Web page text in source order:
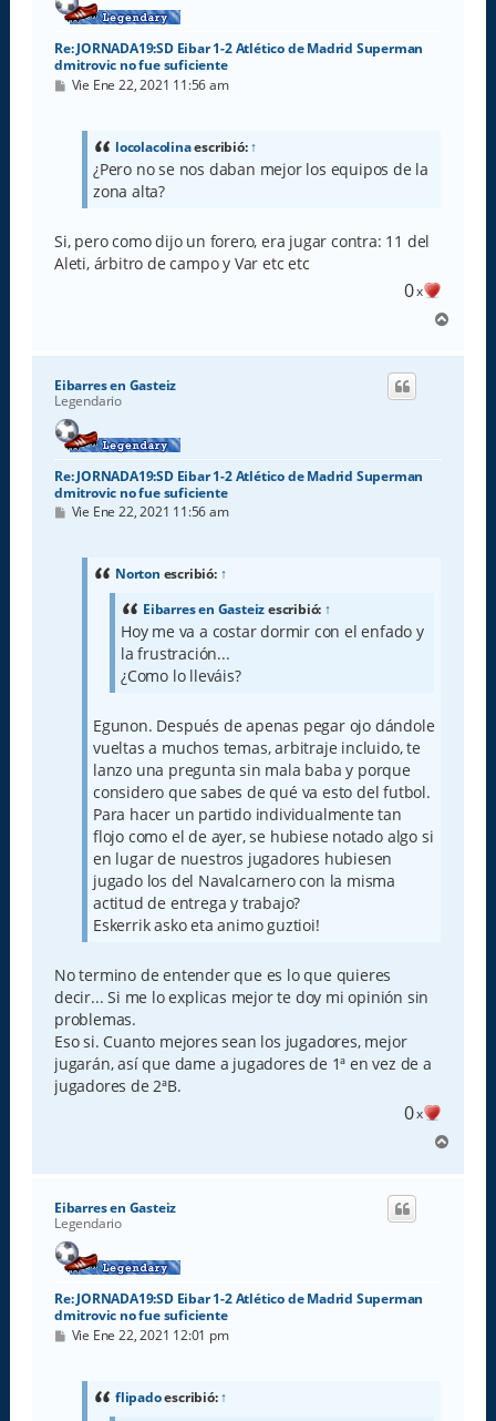
Re: JORNADA19:SD Eibar 1-2 Atlético de Madrid Superman
dmitrovic no fue suficiente
M
Vie Ene 22, 2021 11:56 am
locolacolinaescribió:↑
¿Pero no se nos daban mejor los equipos de la
zona alta?
Si, pero como dijo un forero, era jugar contra: 11 del
Aleti, árbitro de campo y Var etc etc
0x
r
Eibarres en Gasteiz
Legendario
Re: JORNADA19:SD Eibar 1-2 Atlético de Madrid Superman
dmitrovic no fue suficiente
M
Vie Ene 22, 2021 11:56 am
Norton escribió: ↑
Eibarres en Gasteizescribió: ↑
Hoy me va a costar dormir con el enfado y
la frustración...
¿Como lo lleváis?
Egunon. Después de apenas pegar ojo dándole
vueltas a muchos temas, arbitraje incluido, te
lanzo una pregunta sin mala baba y porque
considero que sabes de qué va esto del futbol.
Para hacer un partido individualmente tan
flojo como el de ayer, se hubiese notado algo si
en lugar de nuestros jugadores hubiesen
jugado los del Navalcarnero con la misma
actitud de entrega y trabajo?
Eskerrik asko eta animo guztioi!
No termino de entender que es lo que quieres
decir... Si me lo explicas mejor te doy mi opinión sin
problemas.
Eso si. Cuanto mejores sean los jugadores, mejor
jugarán, así que dame a jugadores de 1ª en vez de a
jugadores de 2ªB.
0x
r
Eibarres en Gasteiz
Legendario
Re: JORNADA19:SD Eibar 1-2 Atlético de Madrid Superman
dmitrovic no fue suficiente
M
Vie Ene 22, 2021 12:01 pm
flipadoescribió:↑